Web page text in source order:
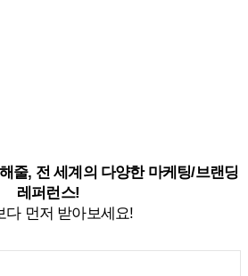
줄, 전 세계의 다양한 마케팅/브랜딩
레퍼런스!
다 먼저 받아보세요!